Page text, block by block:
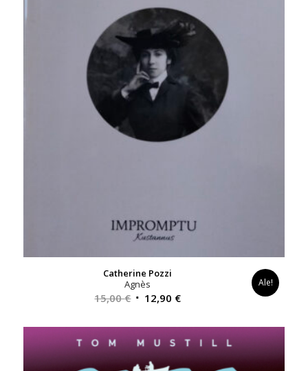
Catherine Pozzi
Agnès
15,00€ Alkuperäinen
oli:
15,00 €.
12,90 €Nykyinen
on:
12,90 €.
Ale!